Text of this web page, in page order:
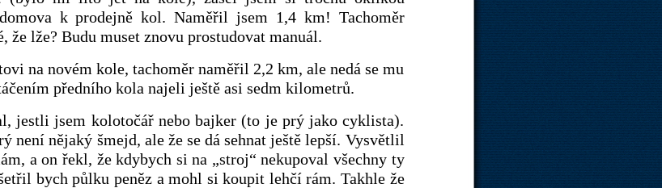
k prodejně kol. Naměřil jsem 1,4 km! Tachoměr
že lže? Budu muset znovu prostudovat manuál.
na novém kole, tachoměr naměřil 2,2 km, ale nedá se mu
předního kola najeli ještě asi sedm kilometrů.
jestli jsem kolotočář nebo bajker (to je prý jako cyklista).
není nějaký šmejd, ale že se dá sehnat ještě lepší. Vysvětlil
a on řekl, že kdybych si na „stroj“ nekupoval všechny ty
bych půlku peněz a mohl si koupit lehčí rám. Takhle že